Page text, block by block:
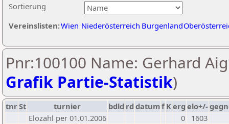
Sortierung
Vereinslisten:Wien Niederösterreich Burgenland
Pnr:100100 Name: Gerhard
Grafik Partie-Statistik)
tnrSt turnier bdld rd datumf Kerg elo+/-
Elozahl per 01.01.2006
0
1603